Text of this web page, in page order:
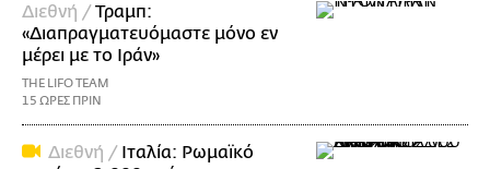
Διεθνή /Τραμπ:
«Διαπραγματευόμαστε μόνο εν
μέρει με το Ιράν»
THE LIFO TEAM
15 ΩΡΕΣ ΠΡΙΝ
Διεθνή / Ιταλία: Ρωμαϊκό